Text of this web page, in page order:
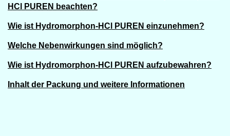
HCl PUREN beachten?
Wie ist Hydromorphon-HCl PUREN einzunehmen?
Welche Nebenwirkungen sind möglich?
Wie ist Hydromorphon-HCl PUREN aufzubewahren?
Inhalt der Packung und weitere Informationen